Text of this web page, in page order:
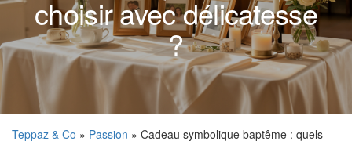
choisir avec délicatesse
?
Teppaz & Co » Passion » Cadeau symbolique baptême : quels